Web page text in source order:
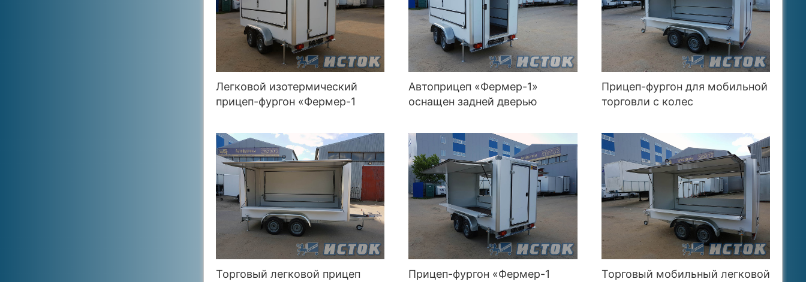
Легковой изотермический
прицеп-фургон «Фермер-1
Автоприцеп «Фермер-1»
оснащен задней дверью
Прицеп-фургон для мобильной
торговли с колес
Торговый легковой прицеп
Прицеп-фургон «Фермер-1
Торговый мобильный легковой